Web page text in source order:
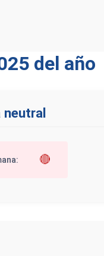
del año
neutral
🔴